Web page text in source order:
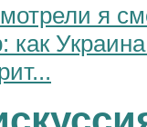
я
как